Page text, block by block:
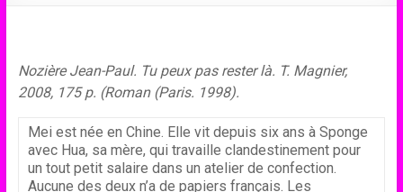
Nozière Jean-Paul. Tu peux pas rester là. T. Magnier,
2008, 175 p. (Roman (Paris. 1998).
Mei est née en Chine. Elle vit depuis six ans à Sponge
avec Hua, sa mère, qui travaille clandestinement pour
un tout petit salaire dans un atelier de confection.
Aucune des deux n’a de papiers français. Les